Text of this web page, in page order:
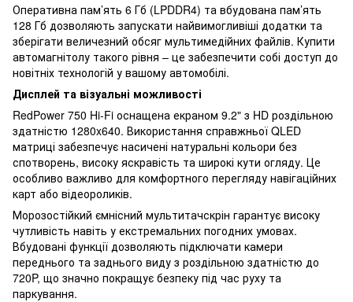
Оперативна пам’ять 6 Гб (LPDDR4) та вбудована пам’ять
128 Гб дозволяють запускати найвимогливіші додатки та
зберігати величезний обсяг мультимедійних файлів. Купити
автомагнітолу такого рівня – це забезпечити собі доступ до
новітніх технологій у вашому автомобілі.
Дисплей та візуальні можливості
RedPower 750 Hi-Fi оснащена екраном 9.2" з HD роздільною
здатністю 1280x640. Використання справжньої QLED
матриці забезпечує насичені натуральні кольори без
спотворень, високу яскравість та широкі кути огляду. Це
особливо важливо для комфортного перегляду навігаційних
карт або відеороликів.
Морозостійкий ємнісний мультитачскрін гарантує високу
чутливість навіть у екстремальних погодних умовах.
Вбудовані функції дозволяють підключати камери
переднього та заднього виду з роздільною здатністю до
720P, що значно покращує безпеку під час руху та
паркування.